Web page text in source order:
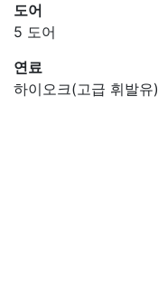
도어
5 도어
연료
하이오크(고급 휘발유)